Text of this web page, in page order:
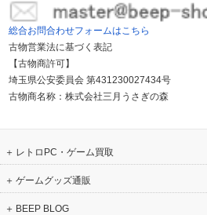
総合お問合わせフォームはこちら
古物営業法に基づく表記
【古物商許可】
埼玉県公安委員会 第431230027434号
古物商名称：株式会社三月うさぎの森
レトロPC・ゲーム買取
ゲームグッズ通販
BEEP BLOG